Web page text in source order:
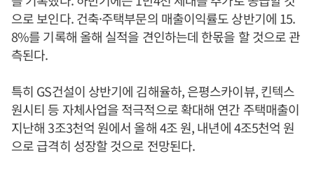
으로 보인다. 건축·주택부문의 매출이익률도 상반기에 15.
8%를 기록해 올해 실적을 견인하는데 한몫을 할 것으로 관
측된다.
특히 GS건설이 상반기에 김해율하, 은평스카이뷰, 킨텍스
원시티 등 자체사업을 적극적으로 확대해 연간 주택매출이
지난해 3조3천억 원에서 올해 4조 원, 내년에 4조5천억 원
으로 급격히 성장할 것으로 전망된다.